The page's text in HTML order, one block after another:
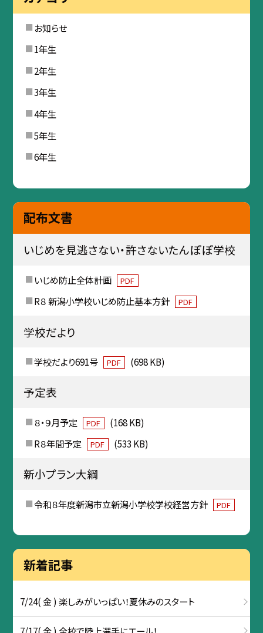
お知らせ
1年生
2年生
3年生
4年生
5年生
6年生
配布文書
いじめを見逃さない・許さないたんぽぽ学校
いじめ防止全体計画 PDF
R８ 新潟小学校いじめ防止基本方針 PDF
学校だより
学校だより691号 PDF (698 KB)
予定表
８・９月予定 PDF
(168 KB)
R８年間予定
PDF (533 KB)
新小プラン大綱
令和８年度新潟市立新潟小学校学校経営方針 PDF
新着記事
7/24( 金 ) 楽しみがいっぱい！夏休みのスタート